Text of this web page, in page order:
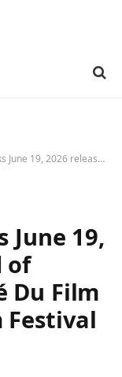
at Marché Du Film during Cannes Film Festival 2026
June 19,
of
Du Film
Festival